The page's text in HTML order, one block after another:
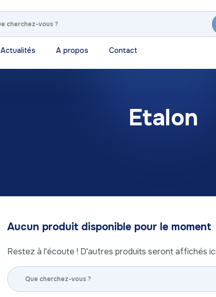
Actualités A propos Contact
Etalon
Aucun produit disponible pour le moment
Restez à l'écoute ! D'autres produits seront affichés